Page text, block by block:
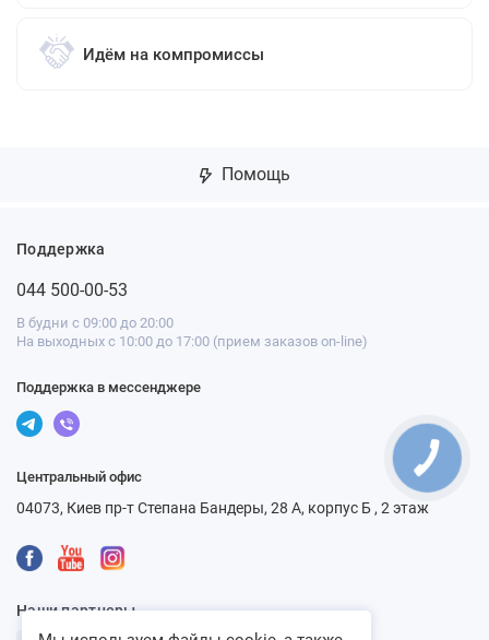
Идём на компромиссы
Помощь
Поддержка
044 500-00-53
В будни с 09:00 до 20:00
На выходных с 10:00 до 17:00 (прием заказов on-line)
Поддержка в мессенджере
Центральный офис
04073, Киев пр-т Степана Бандеры, 28 А, корпус Б , 2 этаж
Наши партнеры